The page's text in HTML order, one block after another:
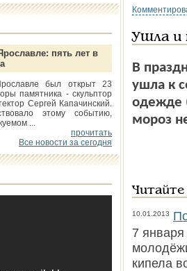
пять лет в
был открыт 23
памятника - скульптор
Сергей Капачинский.
этому событию,
...
прочитать
Все новости за сегодня
Ушла и
В
ушла к
одежде
мороз
10.01.2013
7 января
кипела